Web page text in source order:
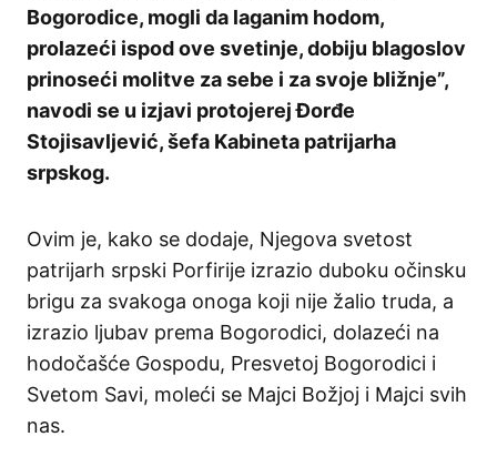
Bogorodice, mogli da laganim hodom,
prolazeći ispod ove svetinje, dobiju blagoslov
prinoseći molitve za sebe i za svoje bližnje”,
navodi se u izjavi protojerej Đorđe
Stojisavljević, šefa Kabineta patrijarha
srpskog.
Ovim je, kako se dodaje, Njegova svetost
patrijarh srpski Porfirije izrazio duboku očinsku
brigu za svakoga onoga koji nije žalio truda, a
izrazio ljubav prema Bogorodici, dolazeći na
hodočašće Gospodu, Presvetoj Bogorodici i
Svetom Savi, moleći se Majci Božjoj i Majci svih
nas.